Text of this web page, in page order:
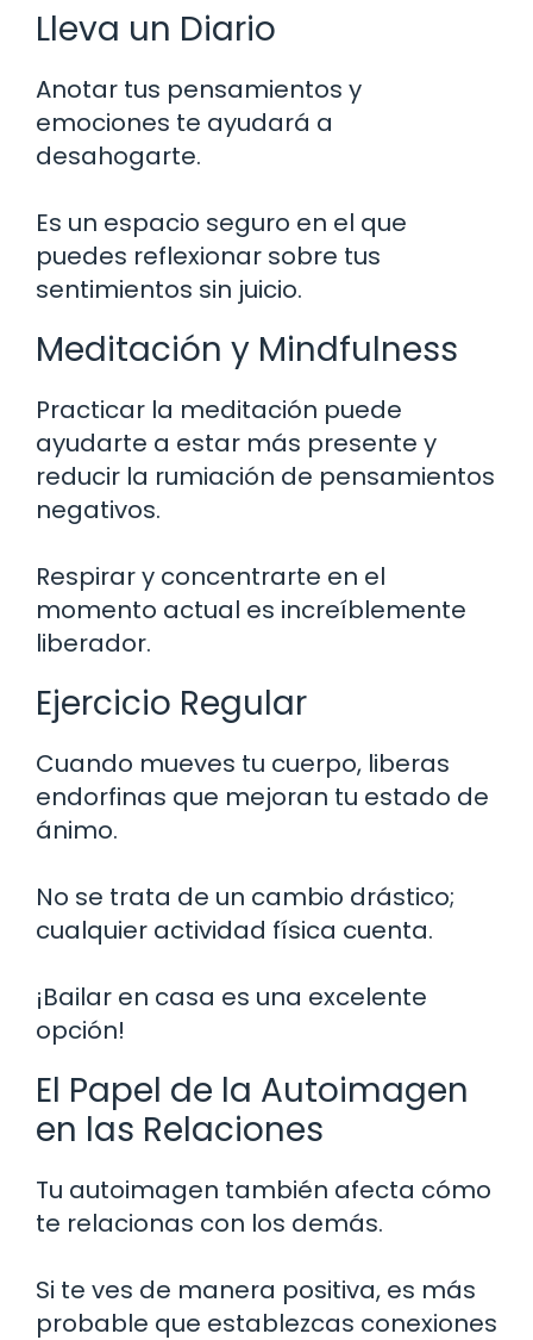
Lleva un Diario
Anotar tus pensamientos y
emociones te ayudará a
desahogarte.
Es un espacio seguro en el que
puedes reflexionar sobre tus
sentimientos sin juicio.
Meditación y Mindfulness
Practicar la meditación puede
ayudarte a estar más presente y
reducir la rumiación de pensamientos
negativos.
Respirar y concentrarte en el
momento actual es increíblemente
liberador.
Ejercicio Regular
Cuando mueves tu cuerpo, liberas
endorfinas que mejoran tu estado de
ánimo.
No se trata de un cambio drástico;
cualquier actividad física cuenta.
¡Bailar en casa es una excelente
opción!
El Papel de la Autoimagen
en las Relaciones
Tu autoimagen también afecta cómo
te relacionas con los demás.
Si te ves de manera positiva, es más
probable que establezcas conexiones